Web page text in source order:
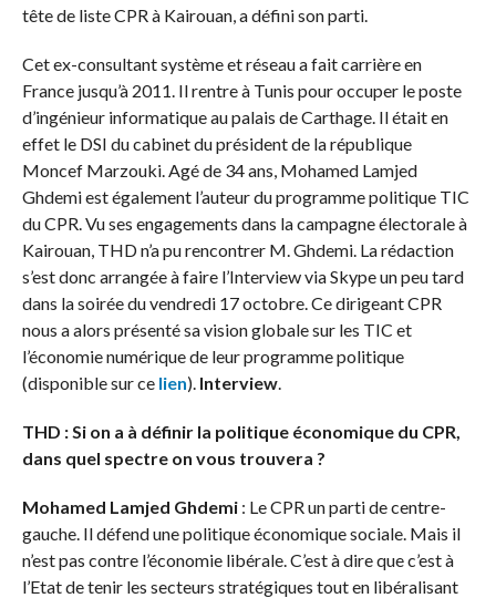
tête de liste CPR à Kairouan, a défini son parti.
Cet ex-consultant système et réseau a fait carrière en
France jusqu’à 2011. Il rentre à Tunis pour occuper le poste
d’ingénieur informatique au palais de Carthage. Il était en
effet le DSI du cabinet du président de la république
Moncef Marzouki. Agé de 34 ans, Mohamed Lamjed
Ghdemi est également l’auteur du programme politique TIC
du CPR. Vu ses engagements dans la campagne électorale à
Kairouan, THD n’a pu rencontrer M. Ghdemi. La rédaction
s’est donc arrangée à faire l’Interview via Skype un peu tard
dans la soirée du vendredi 17 octobre. Ce dirigeant CPR
nous a alors présenté sa vision globale sur les TIC et
l’économie numérique de leur programme politique
(disponible sur ce lien). Interview.
THD : Si on a à définir la politique économique du CPR,
dans quel spectre on vous trouvera ?
Mohamed Lamjed Ghdemi: Le CPR un parti de centre-
gauche. Il défend une politique économique sociale. Mais il
n’est pas contre l’économie libérale. C’est à dire que c’est à
l’Etat de tenir les secteurs stratégiques tout en libéralisant